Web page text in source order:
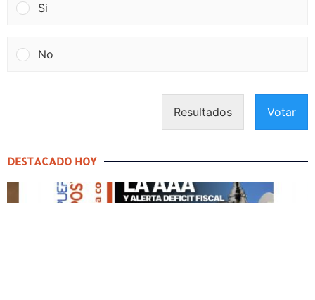
Si
No
Resultados Votar
DESTACADO HOY